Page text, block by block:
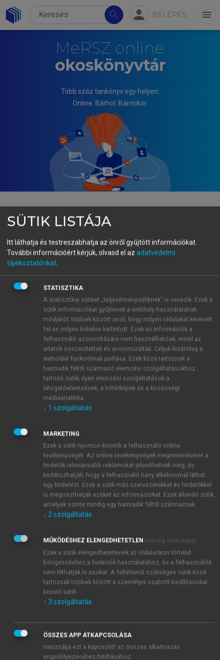
search person BELÉPÉS menu
MeRSZ online
okoskönyvtár
Több száz tankönyv egy helyen.
Online. Bárhol. Bármikor.
FOGARASI KATALIN, ITTZÉS DÁNIEL, MÁNY DÁNIEL
(SZERK.)
Tudásmegosztás,
információkezelés,
alkalmazhatóság I.
Nyelvhasználat
OLVASÁS
A kutatás kérdései és a
vizsgálat módszerei
A kutatás során célom volt, hogy olyan információkat
tanítóanyag összeállításánál.
SÜTIK LISTÁJA
Itt láthatja és testreszabhatja az önről gyűjtött információkat.
További információért kérjük, olvasd el az adatvédelmi
tájékoztatónkat.
STATISZTIKA
A statisztikai sütiket „teljesítménysütiknek” is nevezik. Ezek a
sütik információkat gyűjtenek a webhely használatának
módjáról, többek között arról, hogy milyen oldalakat keresett
fel és milyen linkekre kattintott. Ezek az információk a
felhasználó azonosítására nem használhatóak, mivel az
adatok összesítettek és anonimizáltak. Céljuk kizárólag a
weboldal funkcióinak javítása. Ezek közé tartoznak a
harmadik féltől származó elemzési szolgáltatásokhoz
tartozó sütik; ilyen elemzési szolgáltatások a
látogatóelemzések, a hőtérképek és a közösségi
médiaanalitika.
↓ 1 szolgáltatás
MARKETING
Ezek a sütik nyomon követik a felhasználó online
tevékenységét. Az online tevékenységek megismerésével a
hirdetők relevánsabb reklámokat jeleníthetnek meg, és
korlátozhatják, hogy a felhasználó hány alkalommal láthat
egy hirdetést. Ezek a sütik más szervezetekkel és hirdetőkkel
is megoszthatják ezeket az információkat. Ezek állandó sütik,
amelyek szinte mindig egy harmadik féltől származnak.
↓ 2szolgáltatás
MŰKÖDÉSHEZ ELENGEDHETETLEN (mindig szükséges)
Ezek a sütik elengedhetetlenek az oldalunkon történő
böngészéshez,a funkciók használatához, és a felhasználók
nem tilthatják le azokat. A feltétlenül szükséges sütik közé
tartoznak többek között a személyre szabott beállításokat
kezelő sütik.
↓ 3 szolgáltatás
ÖSSZES APP ÁTKAPCSOLÁSA
Használja ezt a kapcsolót az összes alkalmazás
engedélyezéséhez/letiltásához.